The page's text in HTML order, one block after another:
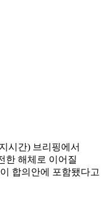
시간) 브리핑에서
한 해체로 이어질
합의안에 포함됐다고